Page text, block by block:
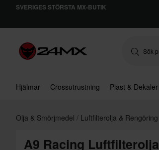
SVERIGES STÖRSTA MX-BUTIK
Hjälmar Crossutrustning Plast & Dekaler
Olja & Smörjmedel Luftfilterolja & Rengöring
A9 Racing Luftfilterolja